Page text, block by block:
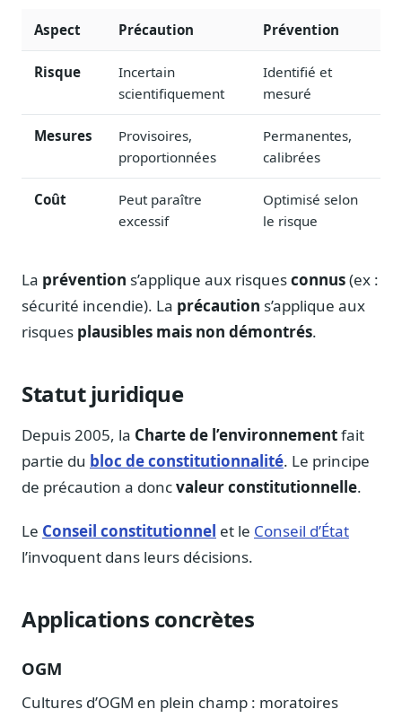
Glossaire affaires publiques
Lexique par thème métier
Sources couvertes
23 flux indexés
Nouveautés produit
Le changelog mensuel
Ils utilisent Legiwatch
Public Sénat, ONG, cabinets
Charte IA
Fiabilité, souveraineté, sobriété
Sécurité
Presse
Kit média, contacts
Aspect Précaution Prévention
Risque
Incertain
scientifiquement
Identifié et
mesuré
Mesures
Provisoires,
proportionnées
Permanentes,
calibrées
Coût
Peut paraître
excessif
Optimisé selon
le risque
La prévention s’applique aux risquesconnus(ex :
sécurité incendie). La précaution s’applique aux
risques plausibles mais non démontrés.
Statut juridique
Depuis 2005, la Charte de l’environnementfait
partie du bloc de constitutionnalité. Le principe
de précaution a doncvaleur constitutionnelle.
Le Conseil constitutionnel et le Conseil d’État
l’invoquent dans leurs décisions.
Applications concrètes
OGM
Cultures d’OGM en plein champ : moratoires